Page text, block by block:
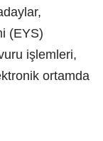
(EYS)
işlemleri,
ortamda